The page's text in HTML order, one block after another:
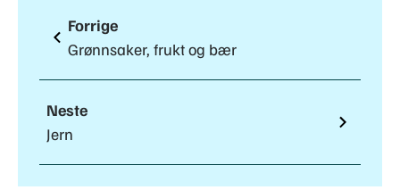
Forrige
Grønnsaker, frukt og bær
Neste
Jern